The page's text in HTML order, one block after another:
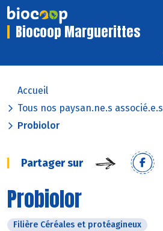
Biocoop Marguerittes
Accueil
Tous nos paysan.ne.s associé.e.s
Probiolor
Partager sur
Probiolor
Filière Céréales et protéagineux